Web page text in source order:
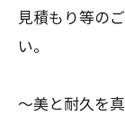
見積もり等の
い。
～美と耐久を